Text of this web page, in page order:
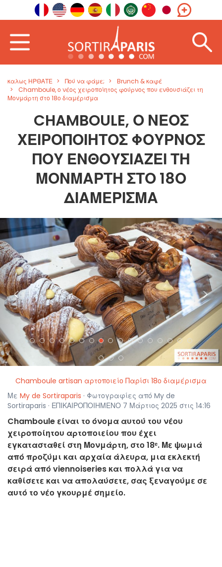
καλως ΗΡΘΑΤΕ Πού να φάμε;
Brunch & καφέ
Chamboule, ο νέος χειροποίητος φούρνος που ενθουσιάζει τη
Μονμάρτη στο 18ο διαμέρισμα
CHAMBOULE, Ο ΝΈΟΣ
ΧΕΙΡΟΠΟΊΗΤΟΣ ΦΟΎΡΝΟΣ
ΠΟΥ ΕΝΘΟΥΣΙΆΖΕΙ ΤΗ
ΜΟΝΜΆΡΤΗ ΣΤΟ 18Ο
ΔΙΑΜΈΡΙΣΜΑ
< >
Chamboule artisan αρτοποιείο Παρίσι 18ο διαμέρισμα
Με My de Sortiraparis · Φωτογραφίες από My de
Sortiraparis · ΕΠΙΚΑΙΡΟΠΟΙΗΜΕΝΟ 7 Μάρτιος 2025 στις 14:16
Chamboule είναι το όνομα αυτού του νέου
χειροποίητου αρτοποιείου που έχει
εγκατασταθεί στη Μονμάρτη, στο 18ᵉ. Με ψωμιά
από προζύμι και αρχαία άλευρα, μια εκλεκτή
σειρά από viennoiseries και πολλά για να
καθίσετε και να απολαύσετε, σας ξεναγούμε σε
αυτό το νέο γκουρμέ σημείο.